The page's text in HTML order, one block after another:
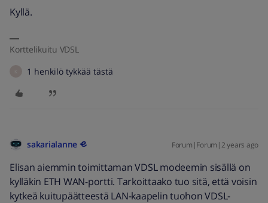
Kyllä.
Korttelikuitu VDSL
1 henkilö tykkää tästä
sakarialanne Forum|Forum|2 years ago
Elisan aiemmin toimittaman VDSL modeemin sisällä on
kylläkin ETH WAN-portti. Tarkoittaako tuo sitä, että voisin
kytkeä kuitupäätteestä LAN-kaapelin tuohon VDSL-